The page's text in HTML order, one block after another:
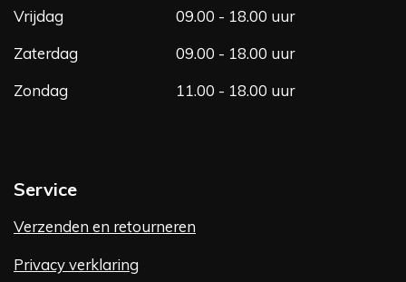
Vrijdag
09.00 - 18.00 uur
Zaterdag
09.00 - 18.00 uur
Zondag
11.00 - 18.00 uur
Service
Verzenden en retourneren
Privacy verklaring